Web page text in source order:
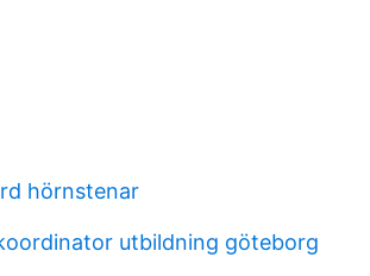
hörnstenar
utbildning göteborg